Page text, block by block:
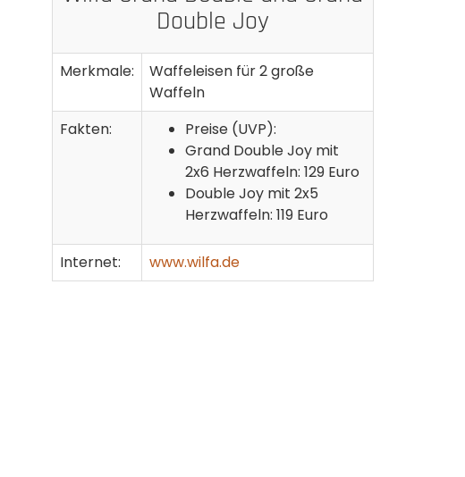
Double Joy
Merkmale:
Waffeleisen für 2 große
Waffeln
Fakten:
Preise (UVP):
Grand Double Joy mit
2x6 Herzwaffeln: 129 Euro
Double Joy mit 2x5
Herzwaffeln: 119 Euro
Internet: www.wilfa.de